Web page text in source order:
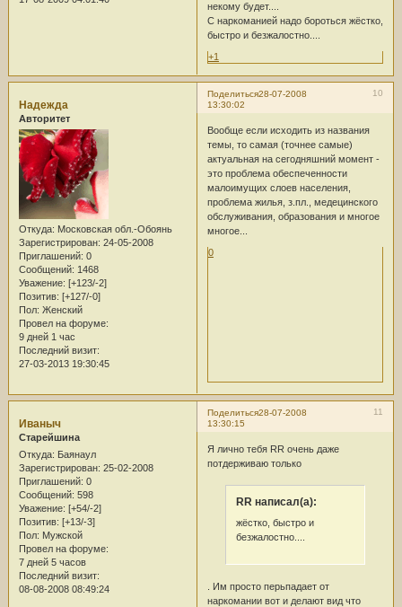
некому будет....
С наркоманией надо бороться жёстко,
быстро и безжалостно....
+1
Поделиться 10
28-07-2008
13:30:02
Надежда
Авторитет
Откуда: Московская обл.-Обоянь
Зарегистрирован: 24-05-2008
Приглашений: 0
Сообщений: 1468
Уважение: [+123/-2]
Позитив: [+127/-0]
Пол: Женский
Провел на форуме:
9 дней 1 час
Последний визит:
27-03-2013 19:30:45
Вообще если исходить из названия
темы, то самая (точнее самые)
актуальная на сегодняшний момент -
это проблема обеспеченности
малоимущих слоев населения,
проблема жилья, з.пл., медецинского
обслуживания, образования и многое
многое...
0
Поделиться 11
28-07-2008
13:30:15
Иваныч
Старейшина
Откуда: Баянаул
Зарегистрирован: 25-02-2008
Приглашений: 0
Сообщений: 598
Уважение: [+54/-2]
Позитив: [+13/-3]
Пол: Мужской
Провел на форуме:
7 дней 5 часов
Последний визит:
08-08-2008 08:49:24
Я лично тебя RR очень даже
потдерживаю только
RR написал(а):
жёстко, быстро и
безжалостно....
. Им просто перьпадает от
наркомании вот и делают вид что